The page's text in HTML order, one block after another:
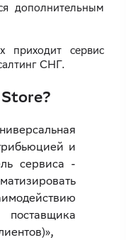
дополнительным
приходит сервис
СНГ.
и
сервиса -